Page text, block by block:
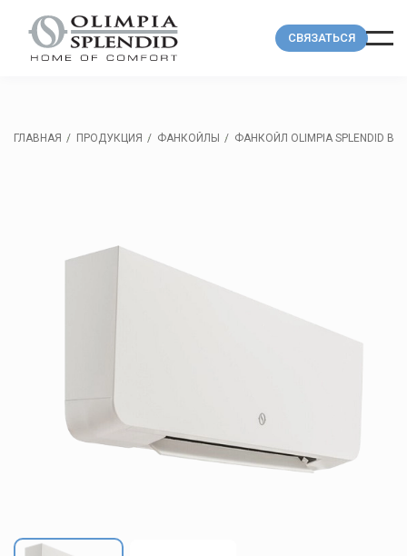
СВЯЗАТЬСЯ
ГЛАВНАЯ ПРОДУКЦИЯ ФАНКОЙЛЫ ФАНКОЙЛ OLIMPIA SPLENDID BI2